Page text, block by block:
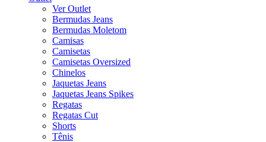
Ver Outlet
Bermudas Jeans
Bermudas Moletom
Camisas
Camisetas
Camisetas Oversized
Chinelos
Jaquetas Jeans
Jaquetas Jeans Spikes
Regatas
Regatas Cut
Shorts
Tênis